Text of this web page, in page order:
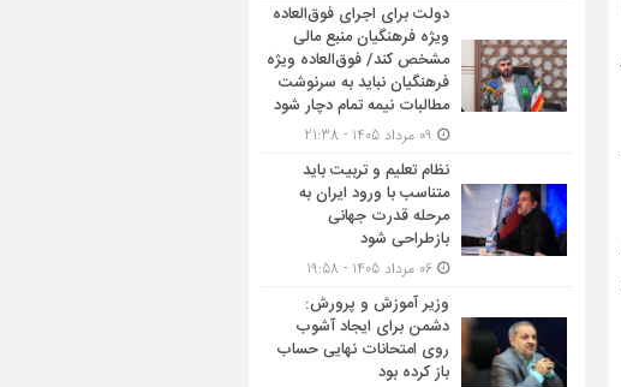
دولت برای اجرای فوق‌العاده
ویژه فرهنگیان منبع مالی
مشخص کند/ فوق‌العاده ویژه
فرهنگیان نباید به سرنوشت
مطالبات نیمه‌ تمام دچار شود
نظام تعلیم و تربیت باید
متناسب با ورود ایران به
مرحله قدرت جهانی
بازطراحی شود
وزیر آموزش و پرورش:
دشمن برای ایجاد آشوب
روی امتحانات نهایی حساب
باز کرده بود